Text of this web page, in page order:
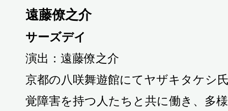
遠藤僚之介
サーズデイ
演出：遠藤僚之介
京都の八咲舞遊館にてヤザキタケシ
覚障害を持つ人たちと共に働き、多